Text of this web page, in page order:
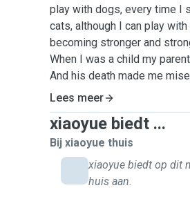
play with dogs, every time I
cats, although I can play
becoming stronger and
When I was a child my
And his death made me
she loved smell, we live
decides stop have dogs.
And I joined the homeless
some experience on take
walking, playing ball and so
this when my friends on a
So, please🥺 walk dogs or
Lees meer
xiaoyue biedt ...
Bij xiaoyue thuis
xiaoyue biedt op dit
huis aan.